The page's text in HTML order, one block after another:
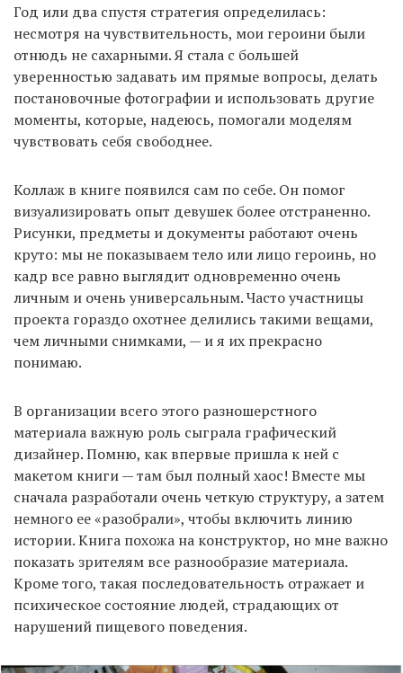
Год или два спустя стратегия определилась:
несмотря на чувствительность, мои героини были
отнюдь не сахарными. Я стала с большей
уверенностью задавать им прямые вопросы, делать
постановочные фотографии и использовать другие
моменты, которые, надеюсь, помогали моделям
чувствовать себя свободнее.
Коллаж в книге появился сам по себе. Он помог
визуализировать опыт девушек более отстраненно.
Рисунки, предметы и документы работают очень
круто: мы не показываем тело или лицо героинь, но
кадр все равно выглядит одновременно очень
личным и очень универсальным. Часто участницы
проекта гораздо охотнее делились такими вещами,
чем личными снимками, — и я их прекрасно
понимаю.
В организации всего этого разношерстного
материала важную роль сыграла графический
дизайнер. Помню, как впервые пришла к ней с
макетом книги — там был полный хаос! Вместе мы
сначала разработали очень четкую структуру, а затем
немного ее «разобрали», чтобы включить линию
истории. Книга похожа на конструктор, но мне важно
показать зрителям все разнообразие материала.
Кроме того, такая последовательность отражает и
психическое состояние людей, страдающих от
нарушений пищевого поведения.